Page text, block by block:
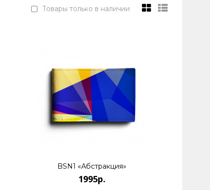
Товары только в наличии
BSN1 «Абстракция»
1995р.